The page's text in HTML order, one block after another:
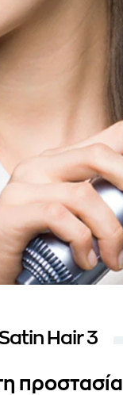
Hair 3
προστασία